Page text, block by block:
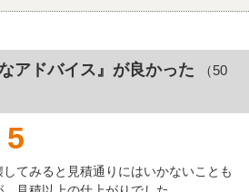
アドバイス』が良かった
（50
5
てみると見積通りにはいかないことも